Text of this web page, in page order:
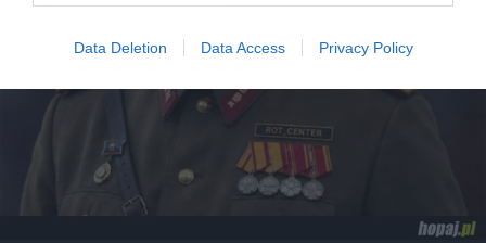
Data Deletion Data Access Privacy Policy